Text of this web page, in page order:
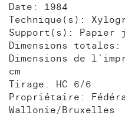
Date: 1984
Technique(s):
Support(s): Papier
Dimensions totales:
Dimensions de
cm
Tirage: HC 6/6
Propriétaire:
Wallonie/Bruxelles